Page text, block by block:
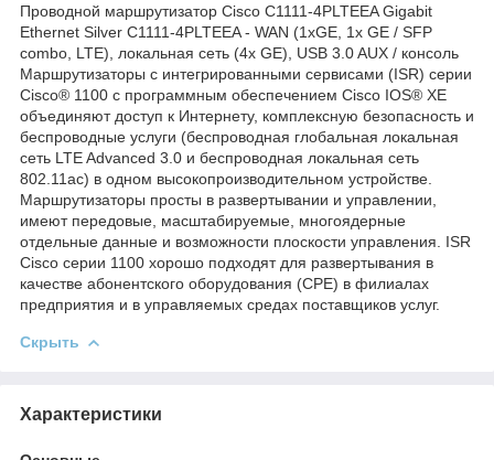
Проводной маршрутизатор Cisco C1111-4PLTEEA Gigabit
Ethernet Silver C1111-4PLTEEA - WAN (1xGE, 1x GE / SFP
combo, LTE), локальная сеть (4x GE), USB 3.0 AUX / консоль
Маршрутизаторы с интегрированными сервисами (ISR) серии
Cisco® 1100 с программным обеспечением Cisco IOS® XE
объединяют доступ к Интернету, комплексную безопасность и
беспроводные услуги (беспроводная глобальная локальная
сеть LTE Advanced 3.0 и беспроводная локальная сеть
802.11ac) в одном высокопроизводительном устройстве.
Маршрутизаторы просты в развертывании и управлении,
имеют передовые, масштабируемые, многоядерные
отдельные данные и возможности плоскости управления. ISR
Cisco серии 1100 хорошо подходят для развертывания в
качестве абонентского оборудования (CPE) в филиалах
предприятия и в управляемых средах поставщиков услуг.
Скрыть
Характеристики